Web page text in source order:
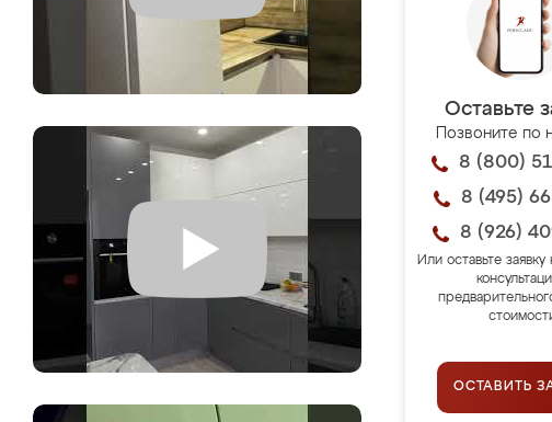
Оставьте
Позвоните по
8 (800)
8 (495)
8 (926)
Или оставьте заявку
ОСТАВИТЬ